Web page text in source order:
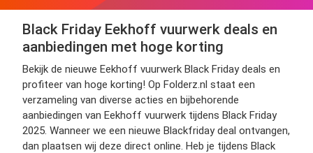
Black Friday Eekhoff vuurwerk deals en
aanbiedingen met hoge korting
Bekijk de nieuwe Eekhoff vuurwerk Black Friday deals en
profiteer van hoge korting! Op Folderz.nl staat een
verzameling van diverse acties en bijbehorende
aanbiedingen van Eekhoff vuurwerk tijdens Black Friday
2025. Wanneer we een nieuwe Blackfriday deal ontvangen,
dan plaatsen wij deze direct online. Heb je tijdens Black